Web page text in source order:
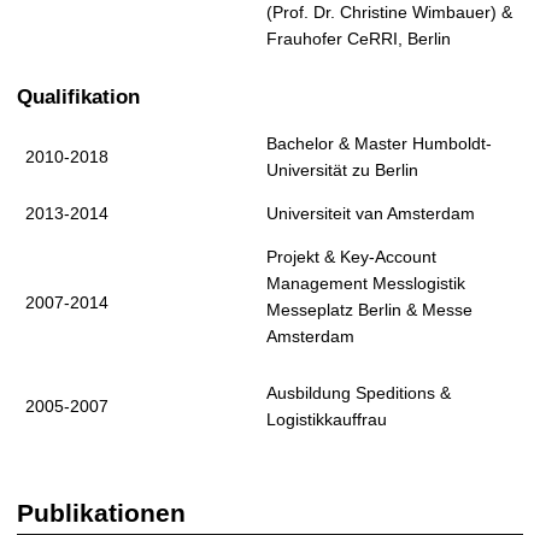
(Prof. Dr. Christine Wimbauer) &
Frauhofer CeRRI, Berlin
Qualifikation
2010-2018
Bachelor & Master Humboldt-
Universität zu Berlin
2013-2014 Universiteit van Amsterdam
2007-2014
Projekt & Key-Account
Management Messlogistik
Messeplatz Berlin & Messe
Amsterdam
2005-2007
Ausbildung Speditions &
Logistikkauffrau
Publikationen